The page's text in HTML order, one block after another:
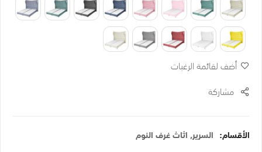
أضف لقائمة الرغبات
مشاركة
الأقسام: السرير,اثاث غرف النوم